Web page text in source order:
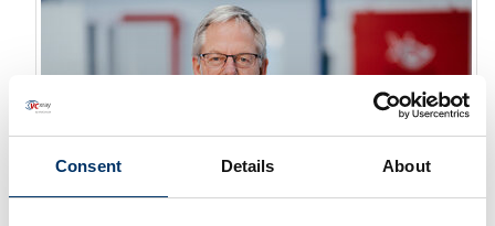
Consent Details About